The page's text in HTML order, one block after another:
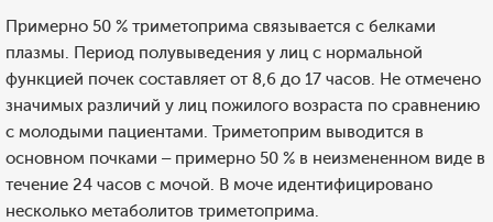
Примерно 50 % триметоприма связывается с белками
плазмы. Период полувыведения у лиц с нормальной
функцией почек составляет от 8,6 до 17 часов. Не отмечено
значимых различий у лиц пожилого возраста по сравнению
с молодыми пациентами. Триметоприм выводится в
основном почками – примерно 50 % в неизмененном виде в
течение 24 часов с мочой. В моче идентифицировано
несколько метаболитов триметоприма.